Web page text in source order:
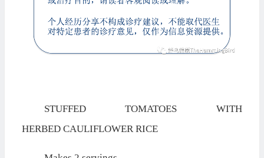
STUFFED TOMATOES WITH
HERBED CAULIFLOWER RICE